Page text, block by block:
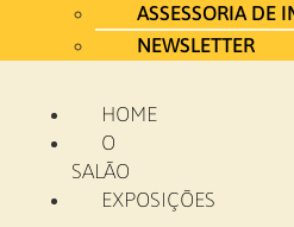
ASSESSORIA DE
NEWSLETTER
HOME
O
SALÃO
EXPOSIÇÕES